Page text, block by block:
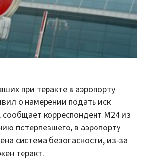
при теракте в аэропорту
о намерении подать иск
сообщает корреспондент М24 из
потерпевшего, в аэропорту
система безопасности, из-за
теракт.